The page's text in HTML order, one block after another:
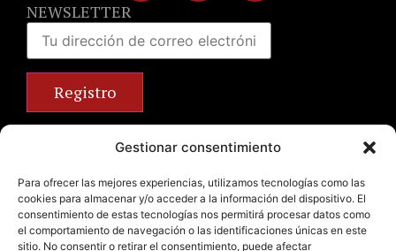
Gestionar consentimiento
Para ofrecer las mejores experiencias, utilizamos tecnologías como las
cookies para almacenar y/o acceder a la información del dispositivo. El
consentimiento de estas tecnologías nos permitirá procesar datos como
el comportamiento de navegación o las identificaciones únicas en este
sitio. No consentir o retirar el consentimiento, puede afectar
NEWSLETTER
+34 963 672 314
info@emilianobodega.com
Parking gratuito